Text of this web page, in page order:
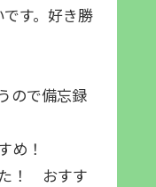
す。好き勝
ので備忘録
！
おすす